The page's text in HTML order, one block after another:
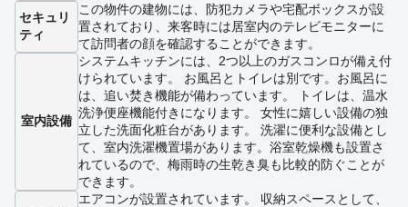
セキュリ
ティ
この物件の建物には、防犯カメラや宅配ボックスが設
置されており、来客時には居室内のテレビモニターに
て訪問者の顔を確認することができます。
室内設備
システムキッチンには、2つ以上のガスコンロが備え付
けられています。 お風呂とトイレは別です。お風呂に
は、追い焚き機能が備わっています。 トイレは、温水
洗浄便座機能付きになります。 女性に嬉しい設備の独
立した洗面化粧台があります。 洗濯に便利な設備とし
て、室内洗濯機置場があります。浴室乾燥機も設置さ
れているので、梅雨時の生乾き臭も比較的防ぐことが
できます。
エアコンが設置されています。 収納スペースとして、